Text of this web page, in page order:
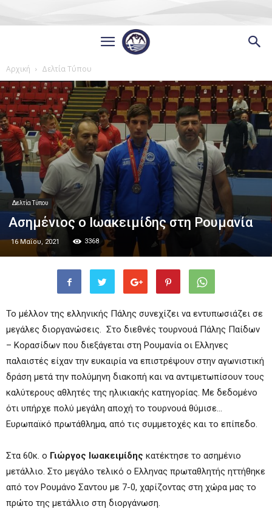
Αρχική Δελτία Τύπου
Δελτία Τύπου
Ασημένιος ο Ιωακειμίδης στη Ρουμανία
16 Μαΐου, 2021 3368
Το μέλλον της ελληνικής Πάλης συνεχίζει να εντυπωσιάζει σε
μεγάλες διοργανώσεις. Στο διεθνές τουρνουά Πάλης Παίδων
– Κορασίδων που διεξάγεται στη Ρουμανία οι Ελληνες
παλαιστές είχαν την ευκαιρία να επιστρέψουν στην αγωνιστική
δράση μετά την πολύμηνη διακοπή και να αντιμετωπίσουν τους
καλύτερους αθλητές της ηλικιακής κατηγορίας. Με δεδομένο
ότι υπήρχε πολύ μεγάλη αποχή το τουρνουά θύμισε…
Ευρωπαϊκό πρωτάθλημα, από τις συμμετοχές και το επίπεδο.
Στα 60κ. ο Γιώργος Ιωακειμίδης κατέκτησε το ασημένιο
μετάλλιο. Στο μεγάλο τελικό ο Ελληνας πρωταθλητής ηττήθηκε
από τον Ρουμάνο Σαντου με 7-0, χαρίζοντας στη χώρα μας το
πρώτο της μετάλλιο στη διοργάνωση.